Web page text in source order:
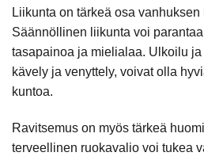
Liikunta on tärkeä osa
Säännöllinen liikunta voi
tasapainoa ja mielialaa. Ulkoilu
kävely ja venyttely, voivat olla
kuntoa.
Ravitsemus on myös tärkeä
terveellinen ruokavalio voi tukea